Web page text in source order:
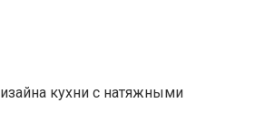
кухни с натяжными